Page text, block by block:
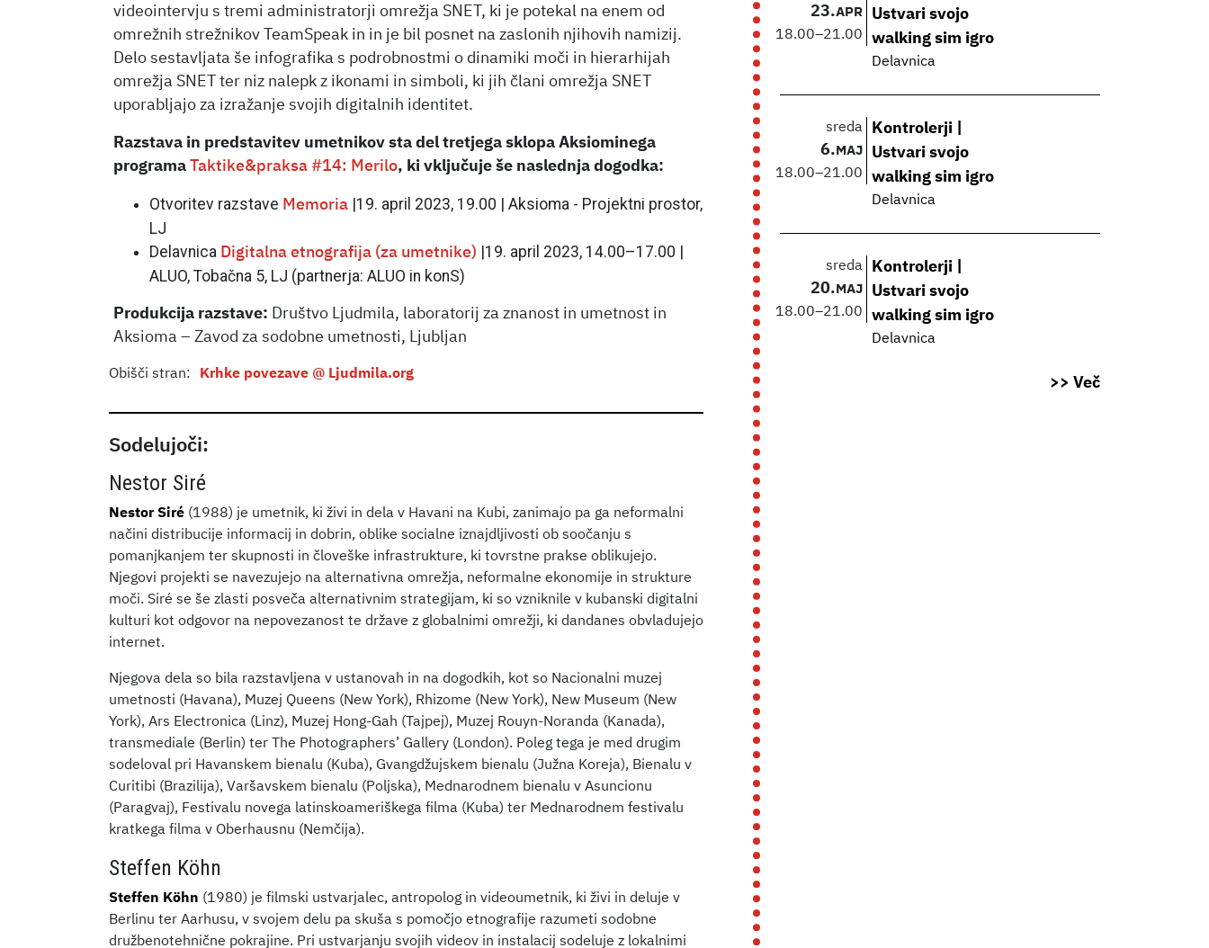
videointervju s tremi administratorji omrežja SNET, ki je potekal na enem od
omrežnih strežnikov TeamSpeak in in je bil posnet na zaslonih njihovih namizij.
Delo sestavljata še infografika s podrobnostmi o dinamiki moči in hierarhijah
omrežja SNET ter niz nalepk z ikonami in simboli, ki jih člani omrežja SNET
uporabljajo za izražanje svojih digitalnih identitet.
Razstava in predstavitev umetnikov sta del tretjega sklopa Aksiominega
programa Taktike&praksa #14: Merilo, ki vključuje še naslednja dogodka:
Otvoritev razstave Memoria|19. april 2023, 19.00 | Aksioma - Projektni prostor,
LJ
Delavnica Digitalna etnografija (za umetnike)
|19. april 2023, 14.00–17.00 |
ALUO, Tobačna 5, LJ (partnerja: ALUO in konS)
Produkcija razstave: Društvo Ljudmila, laboratorij za znanost in umetnost in
Aksioma – Zavod za sodobne umetnosti, Ljubljan
Obišči stran: Krhke povezave @ Ljudmila.org
Sodelujoči:
Nestor Siré
Nestor Siré(1988) je umetnik, ki živi in dela v Havani na Kubi, zanimajo pa ga neformalni
načini distribucije informacij in dobrin, oblike socialne iznajdljivosti ob soočanju s
pomanjkanjem ter skupnosti in človeške infrastrukture, ki tovrstne prakse oblikujejo.
Njegovi projekti se navezujejo na alternativna omrežja, neformalne ekonomije in strukture
moči. Siré se še zlasti posveča alternativnim strategijam, ki so vzniknile v kubanski digitalni
kulturi kot odgovor na nepovezanost te države z globalnimi omrežji, ki dandanes obvladujejo
internet.
Njegova dela so bila razstavljena v ustanovah in na dogodkih, kot so Nacionalni muzej
umetnosti (Havana), Muzej Queens (New York), Rhizome (New York), New Museum (New
York), Ars Electronica (Linz), Muzej Hong-Gah (Tajpej), Muzej Rouyn-Noranda (Kanada),
transmediale (Berlin) ter The Photographers’ Gallery (London). Poleg tega je med drugim
sodeloval pri Havanskem bienalu (Kuba), Gvangdžujskem bienalu (Južna Koreja), Bienalu v
Curitibi (Brazilija), Varšavskem bienalu (Poljska), Mednarodnem bienalu v Asuncionu
(Paragvaj), Festivalu novega latinskoameriškega filma (Kuba) ter Mednarodnem festivalu
kratkega filma v Oberhausnu (Nemčija).
Steffen Köhn
Steffen Köhn (1980) je filmski ustvarjalec, antropolog in videoumetnik, ki živi in deluje v
Berlinu ter Aarhusu, v svojem delu pa skuša s pomočjo etnografije razumeti sodobne
družbenotehnične pokrajine. Pri ustvarjanju svojih videov in instalacij sodeluje z lokalnimi
23.APR
18.00–21.00
Ustvari svojo
walking sim igro
Delavnica
sreda
6. MAJ
18.00–21.00
Kontrolerji |
Ustvari svojo
walking sim igro
Delavnica
sreda
20. MAJ
18.00–21.00
Kontrolerji |
Ustvari svojo
walking sim igro
Delavnica
>> Več